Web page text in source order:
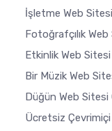
İşletme Web
Fotoğrafçılık
Etkinlik Web Sitesi
Bir Müzik Web
Düğün Web
Ücretsiz